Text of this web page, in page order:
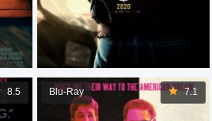
7.1
Blu-Ray
8.5